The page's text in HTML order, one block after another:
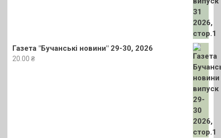
Газета "Бучанські новини" 29-30, 2026
20.00 ₴